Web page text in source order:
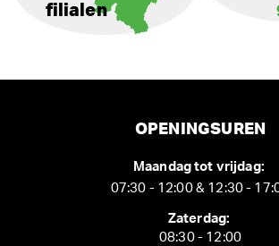
filialen
OPENINGSUREN
Maandag tot vrijdag:
07:30 - 12:00 & 12:30 -
Zaterdag:
08:30 - 12:00